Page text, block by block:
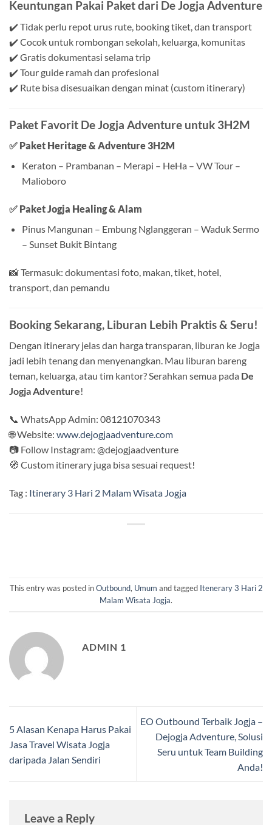
Keuntungan Pakai Paket dari De Jogja Adventure
✔️ Tidak perlu repot urus rute, booking tiket, dan transport
✔️ Cocok untuk rombongan sekolah, keluarga, komunitas
✔️ Gratis dokumentasi selama trip
✔️ Tour guide ramah dan profesional
✔️ Rute bisa disesuaikan dengan minat (custom itinerary)
Paket Favorit De Jogja Adventure untuk 3H2M
✅ Paket Heritage & Adventure 3H2M
Keraton – Prambanan – Merapi – HeHa – VW Tour –
Malioboro
✅ Paket Jogja Healing & Alam
Pinus Mangunan – Embung Nglanggeran – Waduk Sermo
– Sunset Bukit Bintang
📸 Termasuk: dokumentasi foto, makan, tiket, hotel,
transport, dan pemandu
Booking Sekarang, Liburan Lebih Praktis & Seru!
Dengan itinerary jelas dan harga transparan, liburan ke Jogja
jadi lebih tenang dan menyenangkan. Mau liburan bareng
teman, keluarga, atau tim kantor? Serahkan semua pada De
Jogja Adventure!
📞 WhatsApp Admin: 08121070343
🌐 Website: www.dejogjaadventure.com
📷 Follow Instagram: @dejogjaadventure
🧭 Custom itinerary juga bisa sesuai request!
Tag : Itinerary 3 Hari 2 Malam Wisata Jogja
This entry was posted inOutbound, Umum and tagged Itenerary 3 Hari 2
Malam Wisata Jogja.
ADMIN 1
5 Alasan Kenapa Harus Pakai
Jasa Travel Wisata Jogja
daripada Jalan Sendiri
EO Outbound Terbaik Jogja –
Dejogja Adventure, Solusi
Seru untuk Team Building
Anda!
Leave a Reply